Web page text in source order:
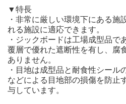
▼特長
・非常に厳しい環境下にある施
れる施設に適応できます。
・ジックボードは工場成型品で
覆層で優れた遮断性を有し、腐
ありません。
・目地は成型品と耐食性シール
などによる目地部の損傷を防止
与しています。